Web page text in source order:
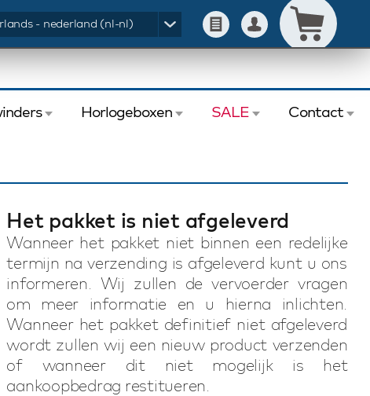
- nederland (nl-nl)
Horlogeboxen SALE Contact
Het pakket is niet afgeleverd
Wanneer het pakket niet binnen een redelijke
termijn na verzending is afgeleverd kunt u ons
informeren. Wij zullen de vervoerder vragen
om meer informatie en u hierna inlichten.
Wanneer het pakket definitief niet afgeleverd
wordt zullen wij een nieuw product verzenden
of wanneer dit niet mogelijk is het
aankoopbedrag restitueren.